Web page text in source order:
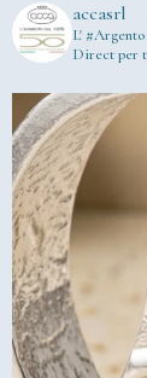
accasrl
L' #Argento
Direct per